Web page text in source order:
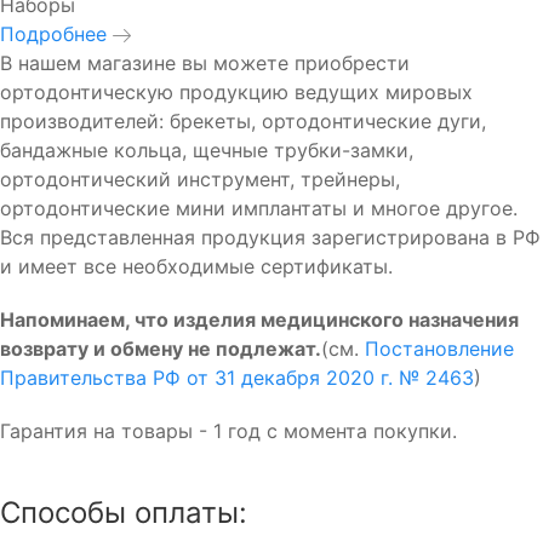
Наборы
Подробнее
В нашем магазине вы можете приобрести
ортодонтическую продукцию ведущих мировых
производителей: брекеты, ортодонтические дуги,
бандажные кольца, щечные трубки-замки,
ортодонтический инструмент, трейнеры,
ортодонтические мини имплантаты и многое другое.
Вся представленная продукция зарегистрирована в РФ
и имеет все необходимые сертификаты.
Напоминаем, что изделия медицинского назначения
возврату и обмену не подлежат.(см. Постановление
Правительства РФ от 31 декабря 2020 г. № 2463)
Гарантия на товары - 1 год с момента покупки.
Способы оплаты: